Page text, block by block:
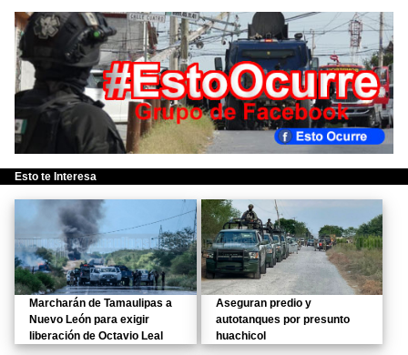
Esto te Interesa
Marcharán de Tamaulipas a
Nuevo León para exigir
liberación de Octavio Leal
Aseguran predio y
autotanques por presunto
huachicol